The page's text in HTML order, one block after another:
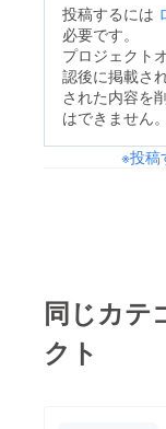
投稿するには
必要です。
プロジェクト
認後に掲載さ
された内容を
はできません。
※投稿
同じカテ
クト